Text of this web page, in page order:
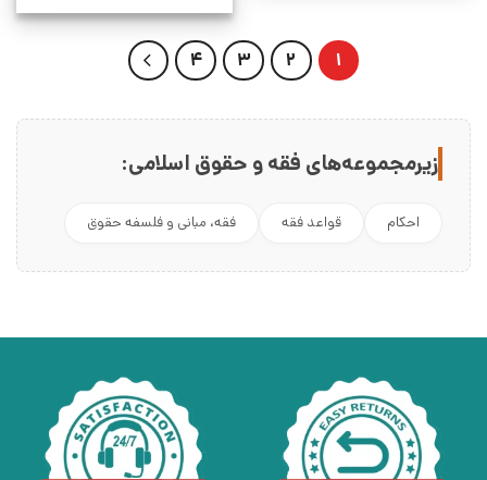
1
2
3
4
زیرمجموعه‌های فقه و حقوق اسلامی:
احکام قواعد فقه فقه، مبانی و فلسفه حقوق